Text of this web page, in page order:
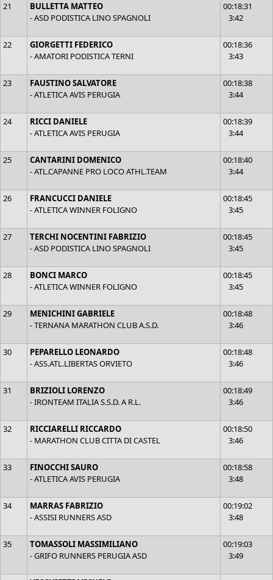
21
BULLETTA MATTEO
- ASD PODISTICA LINO SPAGNOLI
00:18:31
3:42
22
GIORGETTI FEDERICO
- AMATORI PODISTICA TERNI
00:18:36
3:43
23
FAUSTINO SALVATORE
- ATLETICA AVIS PERUGIA
00:18:38
3:44
24
RICCI DANIELE
- ATLETICA AVIS PERUGIA
00:18:39
3:44
25
CANTARINI DOMENICO
- ATL.CAPANNE PRO LOCO ATHL.TEAM
00:18:40
3:44
26
FRANCUCCI DANIELE
- ATLETICA WINNER FOLIGNO
00:18:45
3:45
27
TERCHI NOCENTINI FABRIZIO
- ASD PODISTICA LINO SPAGNOLI
00:18:45
3:45
28
BONCI MARCO
- ATLETICA WINNER FOLIGNO
00:18:45
3:45
29
MENICHINI GABRIELE
- TERNANA MARATHON CLUB A.S.D.
00:18:48
3:46
30
PEPARELLO LEONARDO
- ASS.ATL.LIBERTAS ORVIETO
00:18:48
3:46
31
BRIZIOLI LORENZO
- IRONTEAM ITALIA S.S.D. A R.L.
00:18:49
3:46
32
RICCIARELLI RICCARDO
- MARATHON CLUB CITTA DI CASTEL
00:18:50
3:46
33
FINOCCHI SAURO
- ATLETICA AVIS PERUGIA
00:18:58
3:48
34
MARRAS FABRIZIO
- ASSISI RUNNERS ASD
00:19:02
3:48
35
TOMASSOLI MASSIMILIANO
- GRIFO RUNNERS PERUGIA ASD
00:19:03
3:49